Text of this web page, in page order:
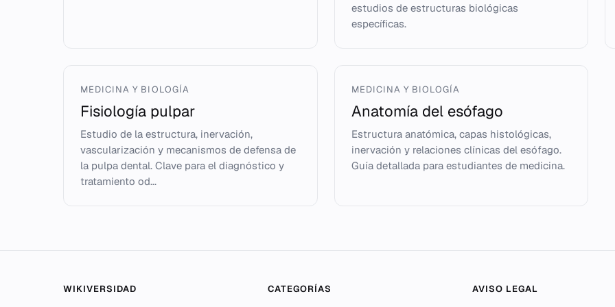
estudios de estructuras biológicas
específicas.
MEDICINA Y BIOLOGÍA
Fisiología pulpar
Estudio de la estructura, inervación,
vascularización y mecanismos de defensa de
la pulpa dental. Clave para el diagnóstico y
tratamiento od...
MEDICINA Y BIOLOGÍA
Anatomía del esófago
Estructura anatómica, capas histológicas,
inervación y relaciones clínicas del esófago.
Guía detallada para estudiantes de medicina.
WIKIVERSIDAD CATEGORÍAS AVISO LEGAL